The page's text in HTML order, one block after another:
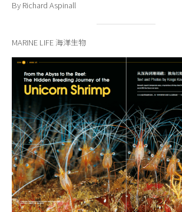
By Richard Aspinall
MARINE LIFE 海洋生物